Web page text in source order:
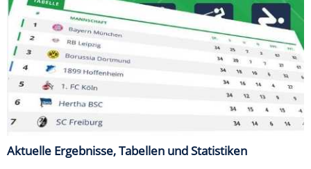
Aktuelle Ergebnisse, Tabellen und Statistiken